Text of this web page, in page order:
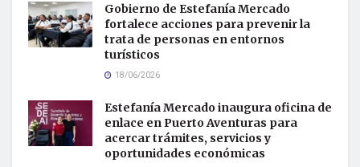
Gobierno de Estefanía Mercado
fortalece acciones para prevenir la
trata de personas en entornos
turísticos
18/06/2026
Estefanía Mercado inaugura oficina de
enlace en Puerto Aventuras para
acercar trámites, servicios y
oportunidades económicas